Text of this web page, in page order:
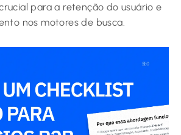
para a retenção do usuário e
nos motores de busca.